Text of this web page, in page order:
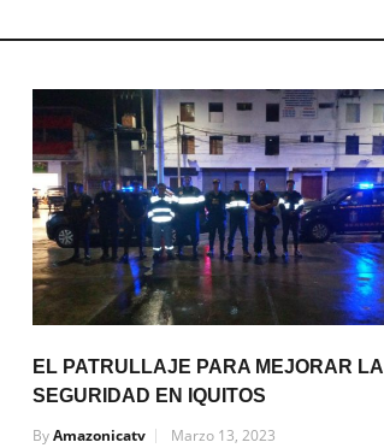
EL PATRULLAJE PARA MEJORAR LA
SEGURIDAD EN IQUITOS
ByAmazonicatv Marzo 13, 2023